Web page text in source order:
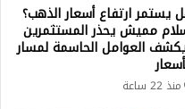
يستمر ارتفاع أسعار الذهب؟
مميش يحذر المستثمرين
العوامل الحاسمة لمسار
منذ 22 ساعة